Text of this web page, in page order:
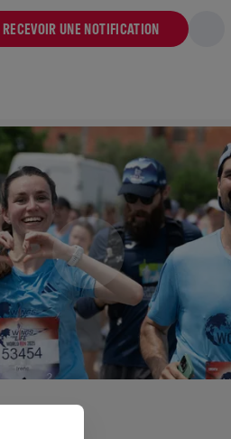
RECEVOIR UNE NOTIFICATION